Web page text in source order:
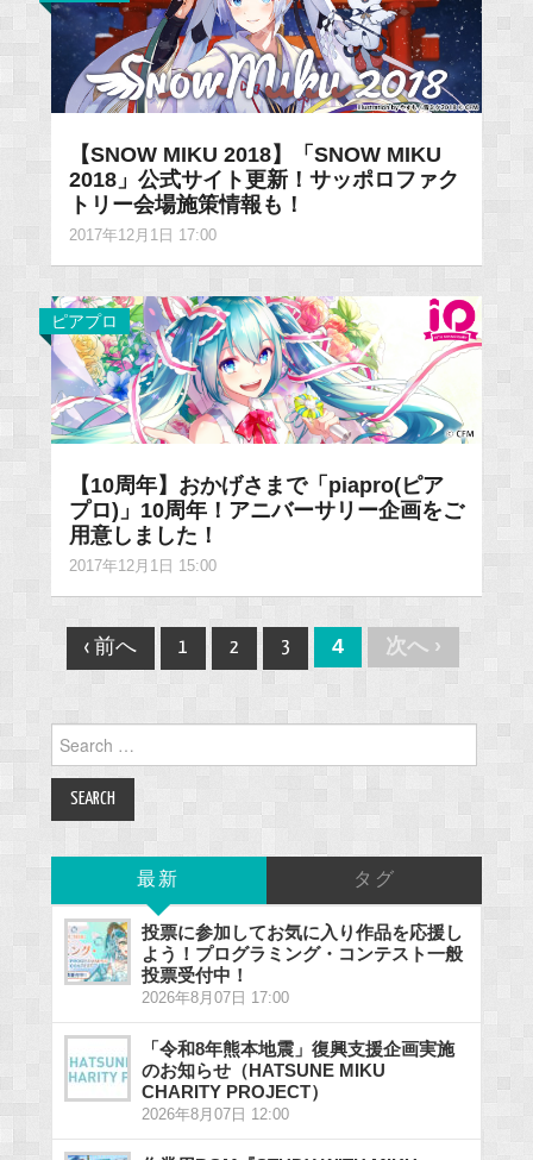
【SNOW MIKU 2018】「SNOW MIKU
2018」公式サイト更新！サッポロファク
トリー会場施策情報も！
2017年12月1日 17:00
ピアプロ
【10周年】おかげさまで「piapro(ピア
プロ)」10周年！アニバーサリー企画をご
用意しました！
2017年12月1日 15:00
Post
navigation
‹ 前へ 1 2 3 4 次へ ›
Search
for:
最新 タグ
投票に参加してお気に入り作品を応援し
よう！プログラミング・コンテスト一般
投票受付中！
2026年8月07日 17:00
「令和8年熊本地震」復興支援企画実施
のお知らせ（HATSUNE MIKU
CHARITY PROJECT）
2026年8月07日 12:00